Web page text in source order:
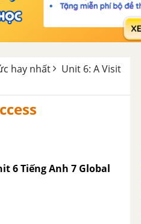
hay nhất
Unit 6: A Visit
6 Tiếng Anh 7 Global